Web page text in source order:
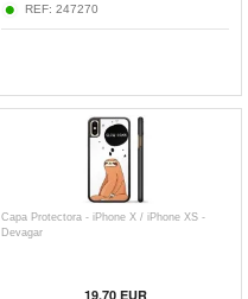
REF: 247270
Capa Protectora - iPhone X / iPhone XS -
Devagar
19,70EUR